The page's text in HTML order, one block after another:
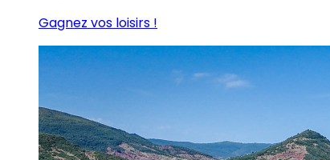
Gagnez vos loisirs !